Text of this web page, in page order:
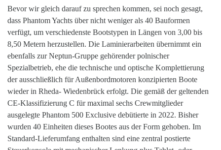
Bevor wir gleich darauf zu sprechen kommen, sei noch gesagt,
dass Phantom Yachts über nicht weniger als 40 Bauformen
verfügt, um verschiedenste Bootstypen in Längen von 3,00 bis
8,50 Metern herzustellen. Die Laminierarbeiten übernimmt ein
ebenfalls zur Neptun-Gruppe gehörender polnischer
Spezialbetrieb, ehe die technische und optische Komplettierung
der ausschließlich für Außenbordmotoren konzipierten Boote
wieder in Rheda- Wiedenbrück erfolgt. Die gemäß der geltenden
CE-Klassifizierung C für maximal sechs Crewmitglieder
ausgelegte Phantom 500 Exclusive debütierte in 2022. Bisher
wurden 40 Einheiten dieses Bootes aus der Form gehoben. Im
Standard-Lieferumfang enthalten sind eine zentral postierte